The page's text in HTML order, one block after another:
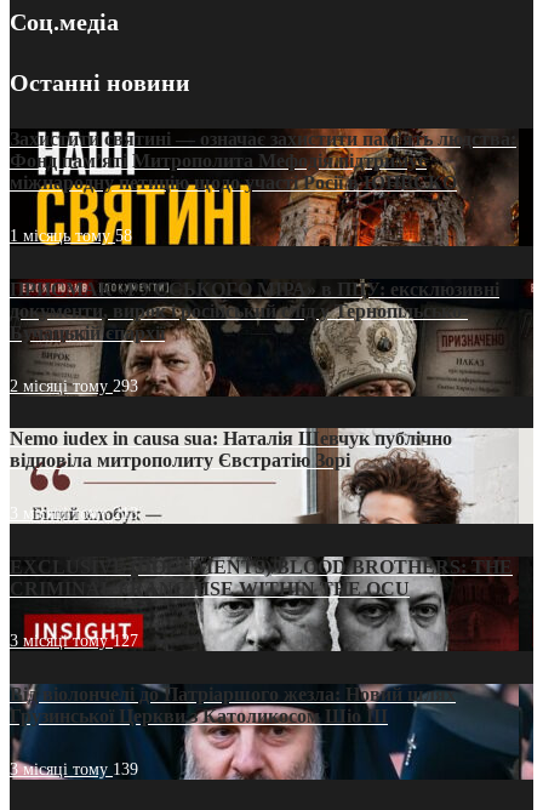
Соц.медіа
Останні новини
Захистити святині — означає захистити пам’ять людства:
Фонд пам’яті Митрополита Мефодія підтримує
міжнародну петицію щодо участі Росії в ЮНЕСКО
1 місяць тому58
ПРИСМАК «РУССЬКОГО МІРА» в ПЦУ: ексклюзивні
документи, вирок і російський слід у Тернопільсько-
Бучацькій єпархії
2 місяці тому 293
Nemo iudex in causa sua: Наталія Шевчук публічно
відповіла митрополиту Євстратію Зорі
3 місяці тому213
EXCLUSIVE (DOCUMENTS)/BLOOD BROTHERS: THE
CRIMINAL FRANCHISE WITHIN THE OCU
3 місяці тому127
Від віолончелі до Патріаршого жезла: Новий шлях
Грузинської Церкви з Католикосом Шіо III
3 місяці тому 139